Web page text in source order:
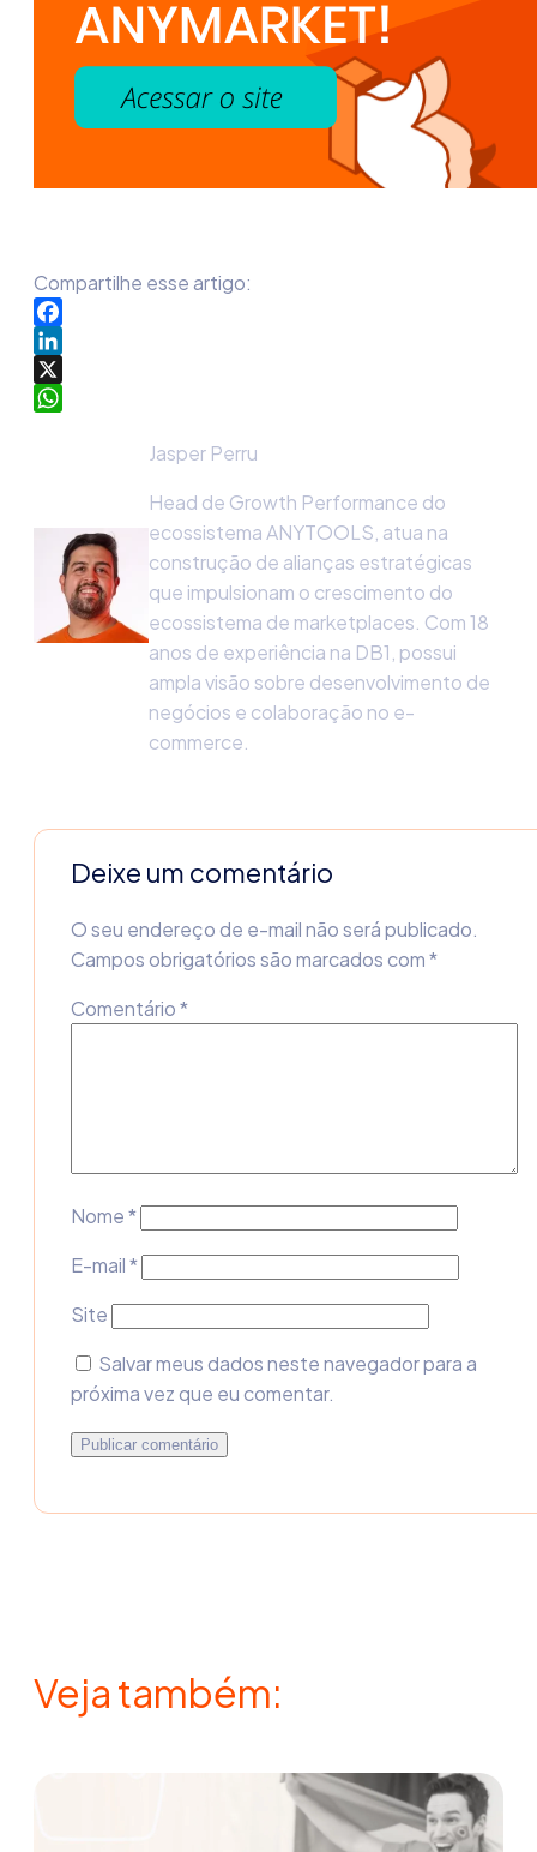
Compartilhe esse artigo:
Facebook
LinkedIn
X
Jasper Perru
Head de Growth Performance do
ecossistema ANYTOOLS, atua na
construção de alianças estratégicas
que impulsionam o crescimento do
ecossistema de marketplaces. Com 18
anos de experiência na DB1, possui
ampla visão sobre desenvolvimento de
negócios e colaboração no e-
commerce.
Deixe um comentário
O seu endereço de e-mail não será publicado.
Campos obrigatórios são marcados com*
Comentário*
Nome*
E-mail*
Site
Salvar meus dados neste navegador para a
próxima vez que eu comentar.
Veja também: